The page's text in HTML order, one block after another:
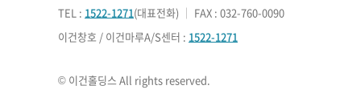
TEL : 1522-1271(대표전화) ｜ FAX : 032-760-0090
이건창호 / 이건마루A/S센터 : 1522-1271
© 이건홀딩스 All rights reserved.